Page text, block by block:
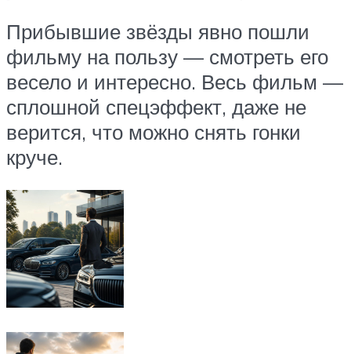
Прибывшие звёзды явно пошли
фильму на пользу — смотреть его
весело и интересно. Весь фильм —
сплошной спецэффект, даже не
верится, что можно снять гонки
круче.